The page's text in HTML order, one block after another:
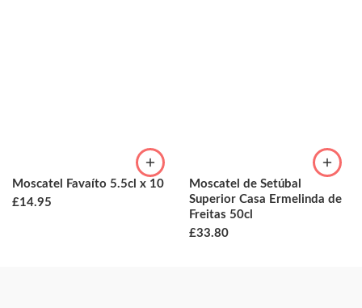
Moscatel Favaíto 5.5cl x 10
£14.95
Moscatel de Setúbal
Superior Casa Ermelinda de
Freitas 50cl
£33.80